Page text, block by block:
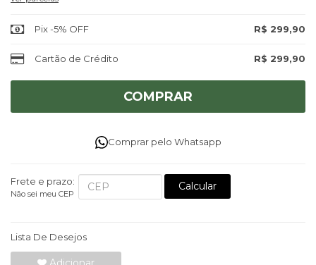
Pix -5% OFF R$ 299,90
Cartão de Crédito R$ 299,90
COMPRAR
Comprar pelo Whatsapp
Frete e prazo:
Não sei meu CEP
Calcular
Lista De Desejos